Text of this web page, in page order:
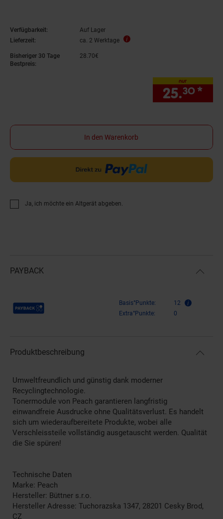
Verfügbarkeit:
Auf Lager
Lieferzeit:
ca. 2 Werktage
Bisheriger 30 Tage
Bestpreis:
28. 70€
nur
25.30 *
In den Warenkorb
Ja, ich möchte ein Altgerät abgeben.
PAYBACK
Payback Punkte Basis°Punkte:
12
Extra°Punkte:
0
Produktbeschreibung
Umweltfreundlich und günstig dank moderner
Recyclingtechnologie.
Tonermodule von Peach garantieren langfristig
einwandfreie Ausdrucke ohne Qualitätsverlust. Es handelt
sich um wiederaufbereitete Produkte, wobei alle
Verschleissteile vollständig ausgetauscht werden. Qualität
die Sie spüren!
Technische Daten
Marke: Peach
Hersteller: Büttner s.r.o.
Hersteller Adresse: Tuchorazska 1347, 28201 Cesky Brod,
CZ